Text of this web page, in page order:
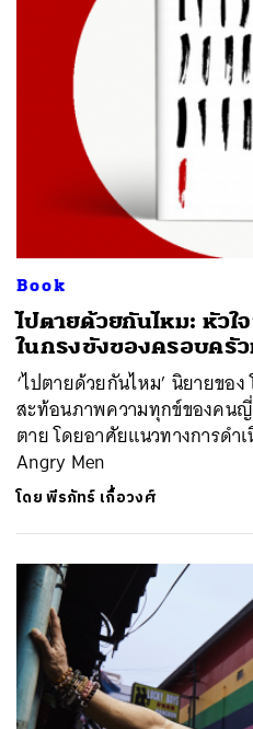
Book
ไปตายด้วยกันไหม: หัว
ในกรงขังของครอบครั
‘ไปตายด้วยกันไหม’ นิยายขอ
สะท้อนภาพความทุกข์ของคน
ตาย โดยอาศัยแนวทางการดำ
Angry Men
โดยพีรภัทร์ เกื้อวงศ์